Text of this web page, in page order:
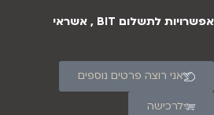
אפשרויות לתשלום BIT , אשראי
אני רוצה פרטים נוספים
לרכישה